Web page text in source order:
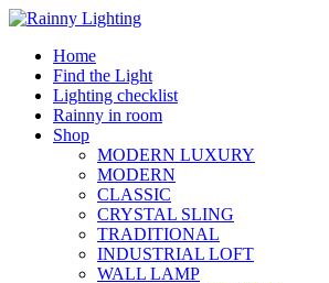
Skip
contentHome
Find the Light
Lighting checklist
Rainny in room
Shop
MODERN LUXURY
MODERN
CLASSIC
CRYSTAL SLING
TRADITIONAL
INDUSTRIAL LOFT
WALL LAMP